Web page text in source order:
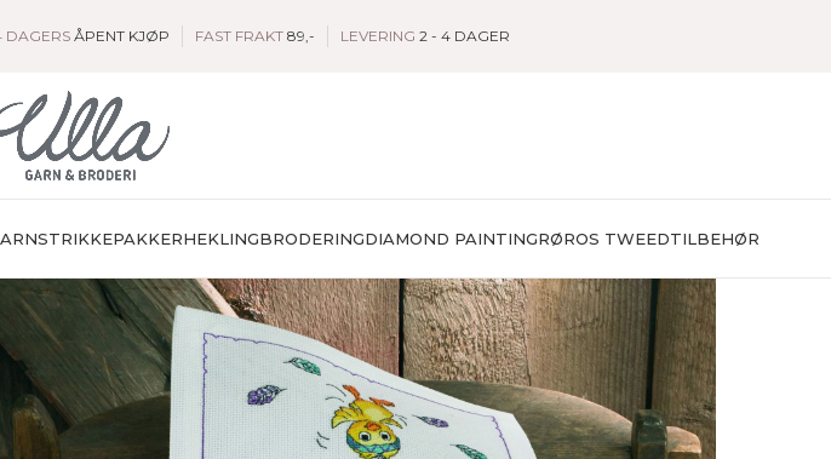
DAGERS ÅPENT KJØP FAST FRAKT 89,- LEVERING 2 - 4 DAGER
STRIKKEPAKKERHEKLINGBRODERINGDIAMOND PAINTINGRØROS TWEEDTILBEHØR